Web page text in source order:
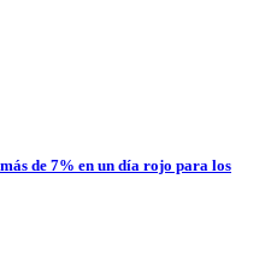
de 7% en un día rojo para los